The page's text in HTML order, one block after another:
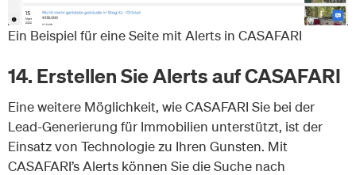
Ein Beispiel für eine Seite mit Alerts in CASAFARI
14. Erstellen Sie Alerts auf CASAFARI
Eine weitere Möglichkeit, wie CASAFARI Sie bei der
Lead-Generierung für Immobilien unterstützt, ist der
Einsatz von Technologie zu Ihren Gunsten. Mit
CASAFARI’s Alerts können Sie die Suche nach